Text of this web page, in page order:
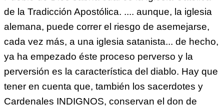
de la Tradicción Apostólica. .... aunque, la iglesia
alemana, puede correr el riesgo de asemejarse,
cada vez más, a una iglesia satanista... de hecho,
ya ha empezado éste proceso perverso y la
perversión es la característica del diablo. Hay que
tener en cuenta que, también los sacerdotes y
Cardenales INDIGNOS, conservan el don de